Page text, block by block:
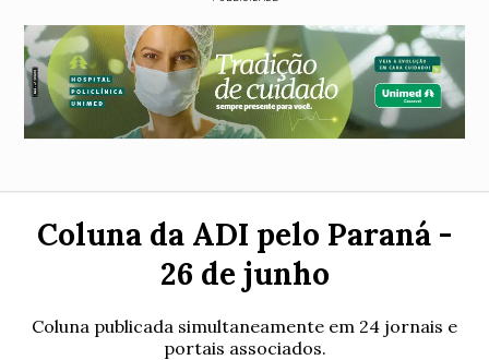
Coluna da ADI pelo Paraná -
26 de junho
Coluna publicada simultaneamente em 24 jornais e
portais associados.